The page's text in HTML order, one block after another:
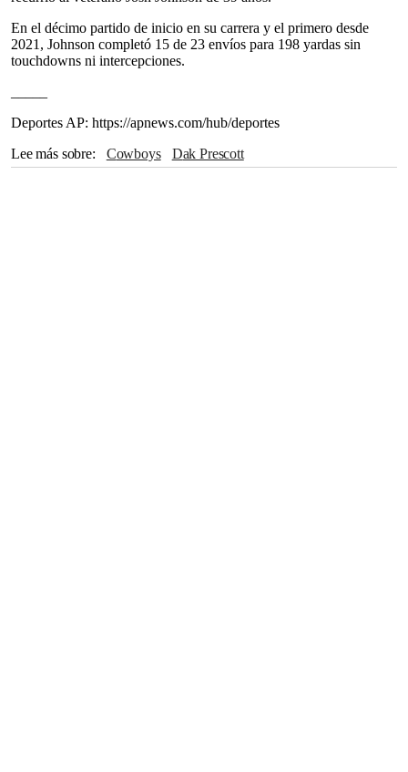
En el décimo partido de inicio en su carrera y el primero desde
2021, Johnson completó 15 de 23 envíos para 198 yardas sin
touchdowns ni intercepciones.
Deportes AP: https://apnews.com/hub/deportes
Lee más sobre
Cowboys Dak Prescott